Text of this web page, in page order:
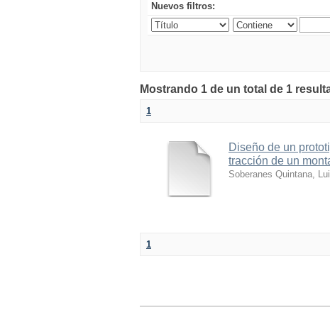
Nuevos filtros:
Mostrando 1 de un total de 1
1
Diseño de un
tracción de un
Soberanes Quintana,
1